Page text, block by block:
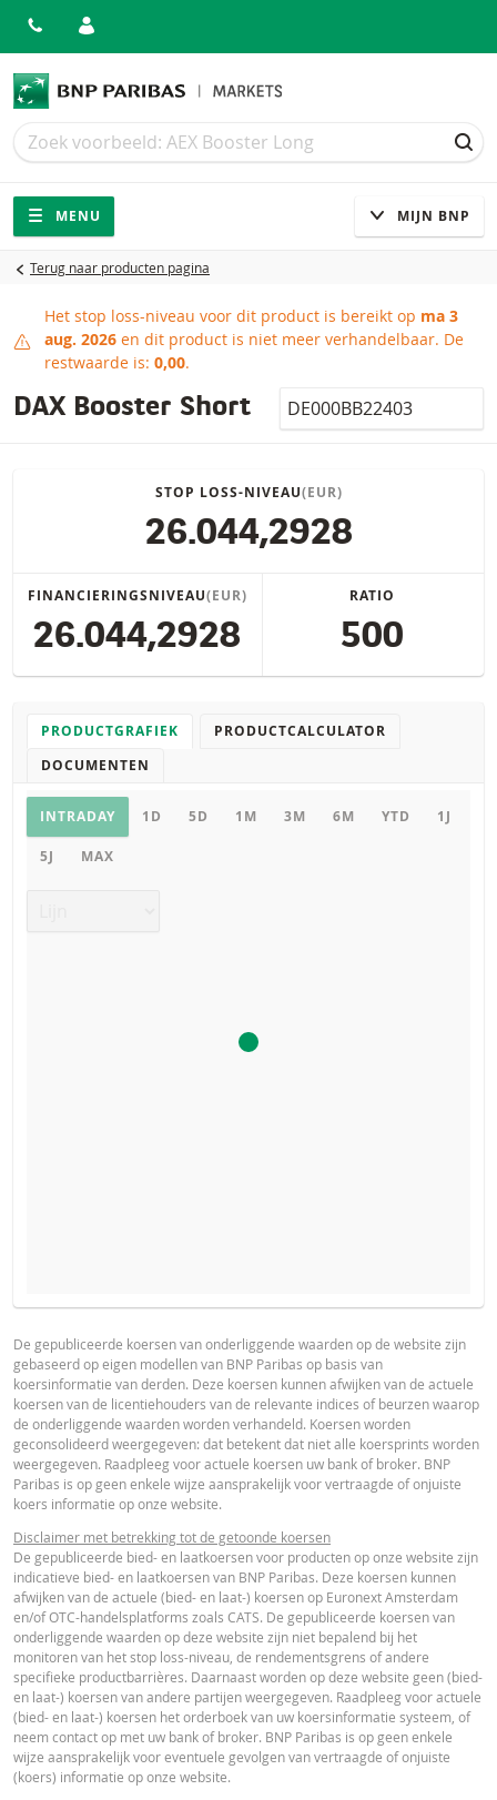
Zoek
Zoek
Navigatie
Site navigatie
MENU MIJN BNP
Terug naar producten pagina
Stop loss-niveau bereikt
Het stop loss-niveau voor dit product is bereikt op ma 3
aug. 2026 en dit product is niet meer verhandelbaar. De
restwaarde is: 0,00.
DAX Booster Short Isin
STOP LOSS-NIVEAU(EUR)
26.044,2928
FINANCIERINGSNIVEAU(EUR)
26.044,2928
RATIO
500
PRODUCTGRAFIEK
PRODUCTCALCULATOR
DOCUMENTEN
Productgrafiek
INTRADAY 1D 5D 1M 3M 6M YTD 1J
5J MAX
De calculator voor dit product is uitgeschakeld, omdat het
stop-loss niveau van dit product bereikt is.
PROSPECTUS
Prospectus (NL) URL
FINAL TERMS
Final Terms
ESSENTIËLE BELEGGERSINFORMATIEDOCUMENTATIE
Essentiële
Beleggersinformatiedocument (NL)
PDF
OVERIGE WETTELIJKE DOCUMENTEN
PRODUCT PROJECTIONS
Some helper text for the product price projections, financial
advised
UNDERLYING PRICE PRICE PROJECTION
De gepubliceerde koersen van onderliggende waarden op de website zijn
gebaseerd op eigen modellen van BNP Paribas op basis van
koersinformatie van derden. Deze koersen kunnen afwijken van de actuele
koersen van de licentiehouders van de relevante indices of beurzen waarop
de onderliggende waarden worden verhandeld. Koersen worden
geconsolideerd weergegeven: dat betekent dat niet alle koersprints worden
weergegeven. Raadpleeg voor actuele koersen uw bank of broker. BNP
Paribas is op geen enkele wijze aansprakelijk voor vertraagde of onjuiste
koers informatie op onze website.
Disclaimer met betrekking tot de getoonde koersen
De gepubliceerde bied- en laatkoersen voor producten op onze website zijn
indicatieve bied- en laatkoersen van BNP Paribas. Deze koersen kunnen
afwijken van de actuele (bied- en laat-) koersen op Euronext Amsterdam
en/of OTC-handelsplatforms zoals CATS. De gepubliceerde koersen van
onderliggende waarden op deze website zijn niet bepalend bij het
monitoren van het stop loss-niveau, de rendementsgrens of andere
specifieke productbarrières. Daarnaast worden op deze website geen (bied-
en laat-) koersen van andere partijen weergegeven. Raadpleeg voor actuele
(bied- en laat-) koersen het orderboek van uw koersinformatie systeem, of
neem contact op met uw bank of broker. BNP Paribas is op geen enkele
wijze aansprakelijk voor eventuele gevolgen van vertraagde of onjuiste
(koers) informatie op onze website.